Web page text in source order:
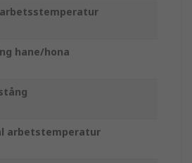
hane/hona
arbetstemperatur